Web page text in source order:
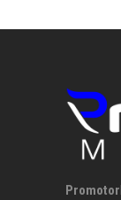
Promotor